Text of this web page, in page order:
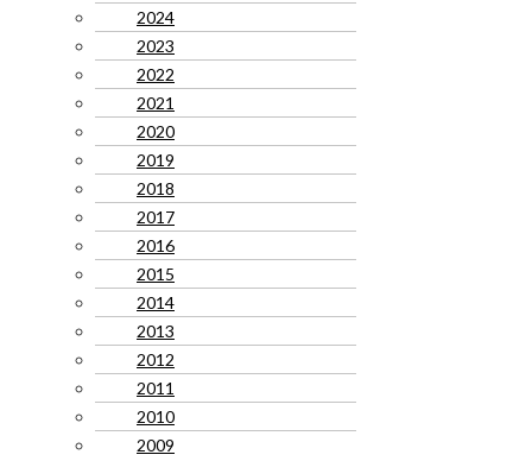
2024
2023
2022
2021
2020
2019
2018
2017
2016
2015
2014
2013
2012
2011
2010
2009